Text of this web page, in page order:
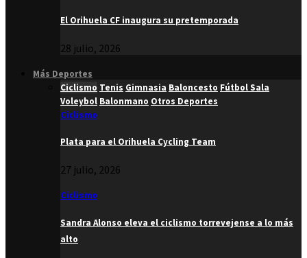
El Orihuela CF inaugura su pretemporada
28 julio, 2026
Más Deportes
Ciclismo Tenis Gimnasia Baloncesto Fútbol Sala
Voleybol Balonmano Otros Deportes
Ciclismo
Plata para el Orihuela Cycling Team
27 julio, 2026
Ciclismo
Sandra Alonso eleva el ciclismo torrevejense a lo más
alto